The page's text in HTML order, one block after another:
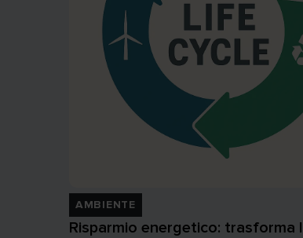
AMBIENTE
Risparmio energetico: trasforma